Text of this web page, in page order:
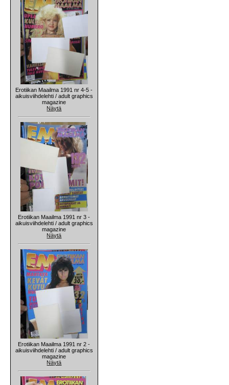
Erotiikan Maailma 1991 nr 4-5 -
aikuisviihdelehti / adult graphics
magazine
Näytä
Erotiikan Maailma 1991 nr 3 -
aikuisviihdelehti / adult graphics
magazine
Näytä
Erotiikan Maailma 1991 nr 2 -
aikuisviihdelehti / adult graphics
magazine
Näytä